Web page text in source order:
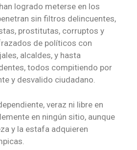
logrado meterse en los
sin filtros delincuentes,
prostitutas, corruptos y
de políticos con
alcaldes, y hasta
todos compitiendo por
y desvalido ciudadano.
veraz ni libre en
en ningún sitio, aunque
y la estafa adquieren